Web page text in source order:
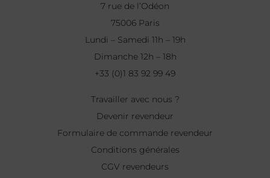
7 rue de l’Odéon
75006 Paris
Lundi – Samedi 11h – 19h
Dimanche 12h – 18h
+33 (0)1 83 92 99 49
Travailler avec nous ?
Devenir revendeur
Formulaire de commande revendeur
Conditions générales
CGV revendeurs